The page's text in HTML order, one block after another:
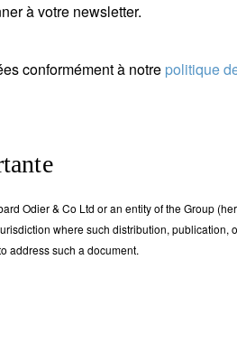
à votre newsletter.
conformément à notre politique
Odier & Co Ltd or an entity of the Group
where such distribution, publication,
address such a document.